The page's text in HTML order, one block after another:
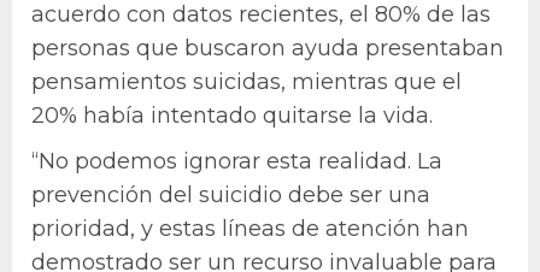
acuerdo con datos recientes, el 80% de las
personas que buscaron ayuda presentaban
pensamientos suicidas, mientras que el
20% había intentado quitarse la vida.
“No podemos ignorar esta realidad. La
prevención del suicidio debe ser una
prioridad, y estas líneas de atención han
demostrado ser un recurso invaluable para